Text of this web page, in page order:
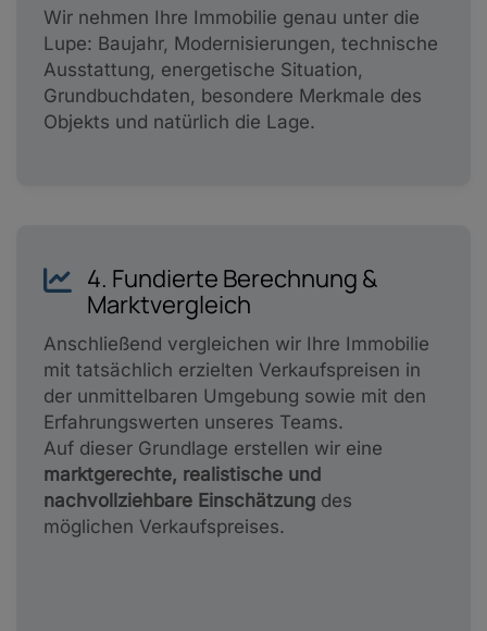
Wir nehmen Ihre Immobilie genau unter die
Lupe: Baujahr, Modernisierungen, technische
Ausstattung, energetische Situation,
Grundbuchdaten, besondere Merkmale des
Objekts und natürlich die Lage.
4. Fundierte Berechnung &
Marktvergleich
Anschließend vergleichen wir Ihre Immobilie
mit tatsächlich erzielten Verkaufspreisen in
der unmittelbaren Umgebung sowie mit den
Erfahrungswerten unseres Teams.
Auf dieser Grundlage erstellen wir eine
marktgerechte, realistische und
nachvollziehbare Einschätzung des
möglichen Verkaufspreises.